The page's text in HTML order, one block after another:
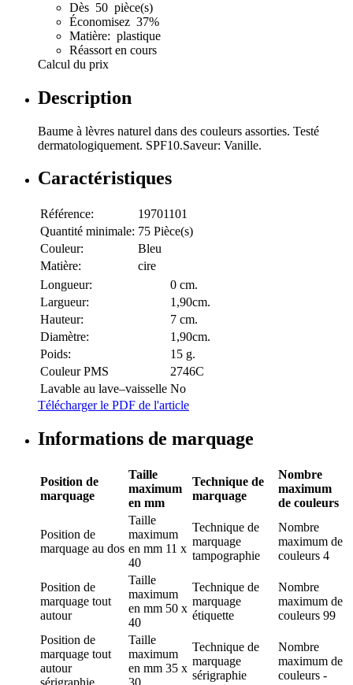
Dès 50 pièce(s)
Économisez 37%
Matière: plastique
Réassort en cours
Calcul du prix
Description
Baume à lèvres naturel dans des couleurs assorties. Testé
dermatologiquement. SPF10.Saveur: Vanille.
Caractéristiques
Référence:
19701101
Quantité minimale: 75 Pièce(s)
Couleur:
Bleu
Matière:
cire
Longueur:
0 cm.
Largueur:
1,90cm.
Hauteur:
7 cm.
Diamètre:
1,90cm.
Poids:
15 g.
Couleur PMS
2746C
Lavable au lave–vaisselle No
Télécharger le PDF de l'article
Informations de marquage
Position de
marquage
Taille
maximum
en mm
Technique de
marquage
Nombre
maximum
de couleurs
Position de
marquage au dos
Taille
maximum
en mm 11 x
40
Technique de
marquage
tampographie
Nombre
maximum de
couleurs 4
Position de
marquage tout
autour
Taille
maximum
en mm 50 x
40
Technique de
marquage
étiquette
Nombre
maximum de
couleurs 99
Position de
marquage tout
autour
Taille
maximum
en mm 35 x
Technique de
marquage
sérigraphie
Nombre
maximum de
couleurs -